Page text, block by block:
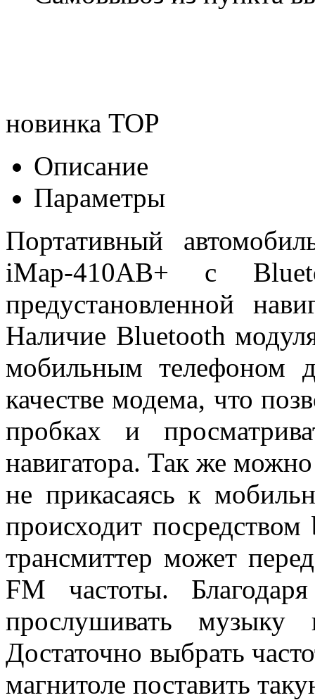
новинка TOP
Описание
Параметры
Портативный
iMap-410AB+ с
предустановленной
Наличие Bluetooth модуля
мобильным телефоном
качестве модема, что
пробках и
навигатора. Так же
не прикасаясь к
происходит
трансмиттер может
FM частоты.
прослушивать музыку
Достаточно выбрать
магнитоле поставить